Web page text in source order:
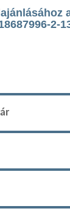
2-